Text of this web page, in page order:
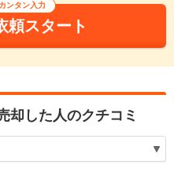
ンタン入力
頼スタート
却した人のクチコミ